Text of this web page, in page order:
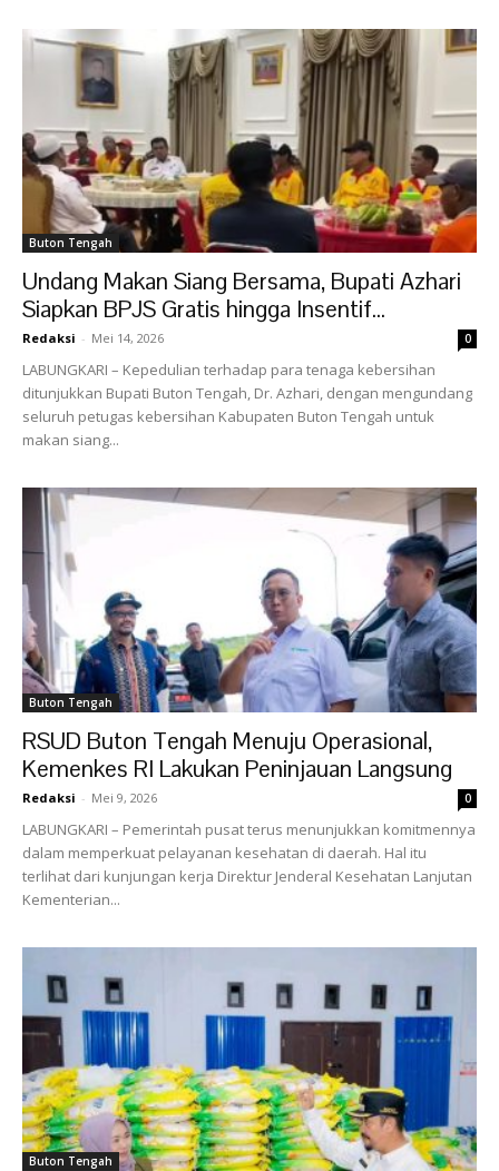
Buton Tengah
Undang Makan Siang Bersama, Bupati Azhari
Siapkan BPJS Gratis hingga Insentif...
Redaksi - Mei 14, 2026 0
LABUNGKARI – Kepedulian terhadap para tenaga kebersihan
ditunjukkan Bupati Buton Tengah, Dr. Azhari, dengan mengundang
seluruh petugas kebersihan Kabupaten Buton Tengah untuk
makan siang...
Buton Tengah
RSUD Buton Tengah Menuju Operasional,
Kemenkes RI Lakukan Peninjauan Langsung
Redaksi - Mei 9, 2026 0
LABUNGKARI – Pemerintah pusat terus menunjukkan komitmennya
dalam memperkuat pelayanan kesehatan di daerah. Hal itu
terlihat dari kunjungan kerja Direktur Jenderal Kesehatan Lanjutan
Kementerian...
Buton Tengah